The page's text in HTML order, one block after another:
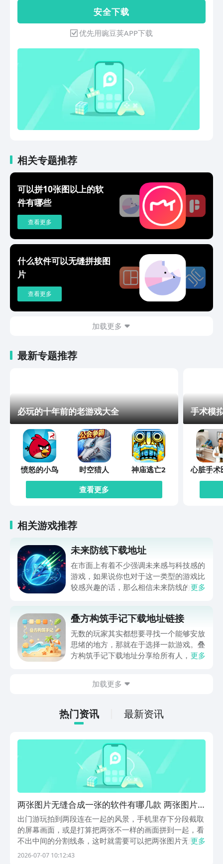
等。这种技术可以用于改善图片的质量，
或者使图片更符合特定的需求或风格。 --
---图片相框则是一种用于装饰图片的边框
或框架。它可以使图片更加突出，或者为
图片添加一些特定的风格或氛围。 步骤
操作： 1、选择一款支持添加相框的图片
编辑软件。 2、导入你想要编辑的图片。
3、在软件的界面中找到添加相框的选
项，通常可以在工具栏或特效菜单中找
到。 4、选择你喜欢的相框样式，或者自
定义相框的样式和颜色。 5、调整相框的
安 全 下 载
优先用豌豆荚APP下载
相关专题推荐
可以拼10张图以上的软
件有哪些
查看更多
什么软件可以无缝拼接图
片
查看更多
加载更多
最新专题推荐
必玩的十年前的老游戏大全
愤怒的小鸟 时空猎人
神庙逃亡2
查看更多
手术模
心脏手术
模拟
相关游戏推荐
未来防线下载地址
在市面上有着不少强调未来感与科技感的
游戏，如果说你也对于这一类型的游戏比
较感兴趣的话，那么相信未来防线的名字
关链接，在最近这款游戏的热度非常之
高，无论是先进前卫的背景设定，还是紧
张有趣的战斗玩法，都吸引着不少同学的
关注，你是否也想要提前进行预约，方便
更多
叠方构筑手记下载地址链接
无数的玩家其实都想要寻找一个能够安放
思绪的地方，那就在于选择一款游戏。叠
方构筑手记下载地址分享给所有人，这一
情。如果大家想要下载这款游戏，其实方
下游戏的主要乐趣吧。
更多
加载更多
热门资讯 最新资讯
两张图片无缝合成一张的软件有哪几款 两张图片
无缝合成一张的软件分享
出门游玩拍到两段连在一起的风景，手机里存下分段截取
的屏幕画面，或是打算把两张不一样的画面拼到一起，看
不出中间的分割线条，这时就需要可以把两张图片无缝合
成一张的软件。想要找到操作简单，不会附带多余安装内
更多
2026-07-07 10:12:43